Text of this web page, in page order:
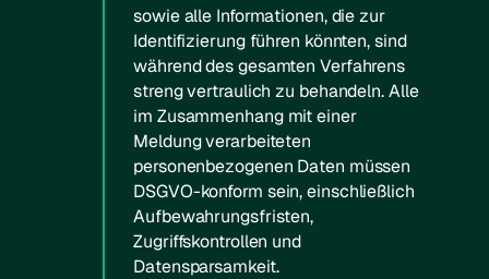
sowie alle Informationen, die zur
Identifizierung führen könnten, sind
während des gesamten Verfahrens
streng vertraulich zu behandeln. Alle
im Zusammenhang mit einer
Meldung verarbeiteten
personenbezogenen Daten müssen
DSGVO-konform sein, einschließlich
Aufbewahrungsfristen,
Zugriffskontrollen und
Datensparsamkeit.